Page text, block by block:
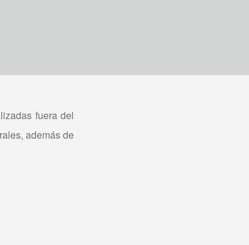
fuera del
además de